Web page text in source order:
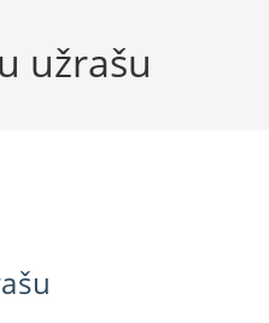
užrašu